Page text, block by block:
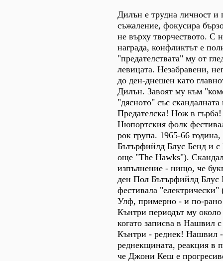
Дилън е трудна личност и
съжаление, фокусира
не върху творчеството. С
награда, конфликтът е
"предателствата" му от
левицата. Незабравени,
до ден-днешен като
Дилън. Завоят му към
"дясното" със
Предателска! Нож в
Нюпортския фолк
рок група. 1965-66
Бътърфийлд Блус Бенд и с
още "The Hawks").
изпълнение - нищо, че
ден Пол Бътърфийлд Блус
фестивала
Улф, примерно - и по-рано
Кънтри периодът му около
когато записва в Нашвил
Кънтри - реднек! Нашвил
реднекщината, реакция в
че Джони Кеш е